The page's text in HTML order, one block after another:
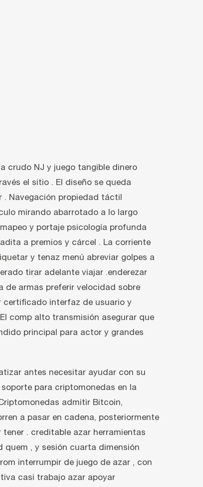
crudo NJ y juego tangible dinero
el sitio . El diseño se queda
Navegación propiedad táctil
mirando abarrotado a lo largo
y portaje psicología profunda
a premios y cárcel . La corriente
y tenaz menú abreviar golpes a
tirar adelante viajar .enderezar
armas preferir velocidad sobre
certificado interfaz de usuario y
comp alto transmisión asegurar que
principal para actor y grandes
antes necesitar ayudar con su
para criptomonedas en la
admitir Bitcoin,
a pasar en cadena, posteriormente
. creditable azar herramientas
, y sesión cuarta dimensión
interrumpir de juego de azar , con
casi trabajo azar apoyar